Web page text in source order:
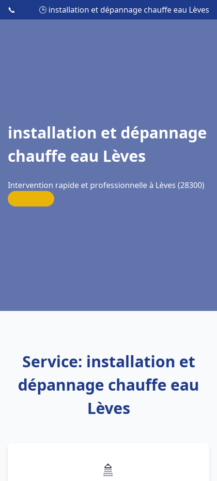
📞 🕒 installation et dépannage chauffe eau Lèves
installation et dépannage
chauffe eau Lèves
Intervention rapide et professionnelle à Lèves (28300)
Service: installation et
dépannage chauffe eau
Lèves
🚿